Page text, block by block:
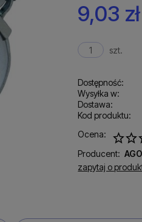
9,03 zł
szt.
Dostępność:
Wysyłka w:
Dostawa:
Cena
płatności
Kod produktu:
Ocena:
Producent: AGO
zapytaj o